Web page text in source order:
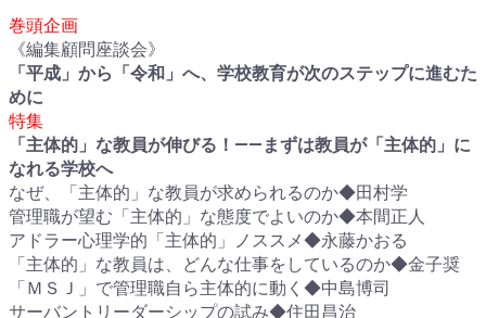
巻頭企画
《編集顧問座談会》
「平成」から「令和」へ、学校教育が次のステップに進むた
めに
特集
「主体的」な教員が伸びる！――まずは教員が「主体的」に
なれる学校へ
なぜ、「主体的」な教員が求められるのか◆田村学
管理職が望む「主体的」な態度でよいのか◆本間正人
アドラー心理学的「主体的」ノススメ◆永藤かおる
「主体的」な教員は、どんな仕事をしているのか◆金子奨
「ＭＳＪ」で管理職自ら主体的に動く◆中島博司
サーバントリーダーシップの試み◆住田昌治